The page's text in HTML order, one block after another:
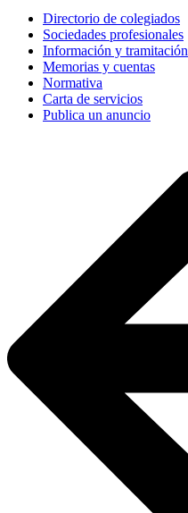
Directorio de colegiados
Sociedades profesionales
Información y tramitación
Memorias y cuentas
Normativa
Carta de servicios
Publica un anuncio